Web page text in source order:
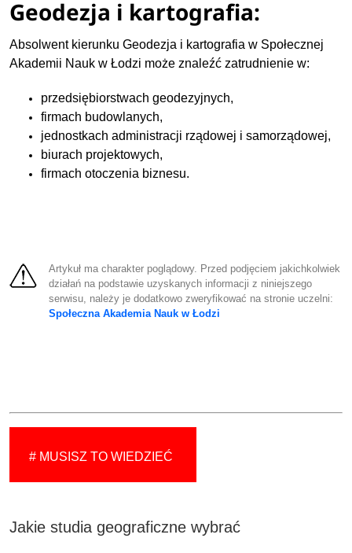
Geodezja i kartografia:
Absolwent kierunku Geodezja i kartografia w Społecznej
Akademii Nauk w Łodzi może znaleźć zatrudnienie w:
przedsiębiorstwach geodezyjnych,
firmach budowlanych,
jednostkach administracji rządowej i samorządowej,
biurach projektowych,
firmach otoczenia biznesu.
Artykuł ma charakter poglądowy. Przed podjęciem jakichkolwiek
działań na podstawie uzyskanych informacji z niniejszego
serwisu, należy je dodatkowo zweryfikować na stronie uczelni:
Społeczna Akademia Nauk w Łodzi
# MUSISZ TO WIEDZIEĆ
Jakie studia geograficzne wybrać